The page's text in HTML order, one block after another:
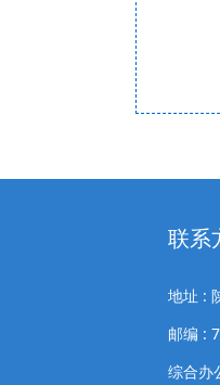
联系
地址 :
邮编 :
综合办